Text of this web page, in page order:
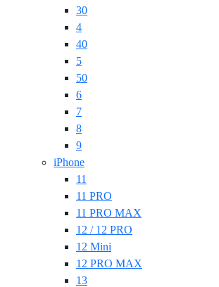
30
4
40
5
50
6
7
8
9
iPhone
11
11 PRO
11 PRO MAX
12 / 12 PRO
12 Mini
12 PRO MAX
13